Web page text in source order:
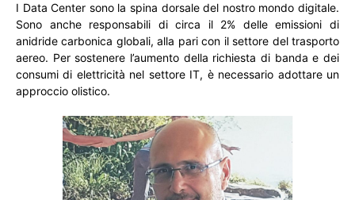
I Data Center sono la spina dorsale del nostro mondo digitale.
Sono anche responsabili di circa il 2% delle emissioni di
anidride carbonica globali, alla pari con il settore del trasporto
aereo. Per sostenere l’aumento della richiesta di banda e dei
consumi di elettricità nel settore IT, è necessario adottare un
approccio olistico.